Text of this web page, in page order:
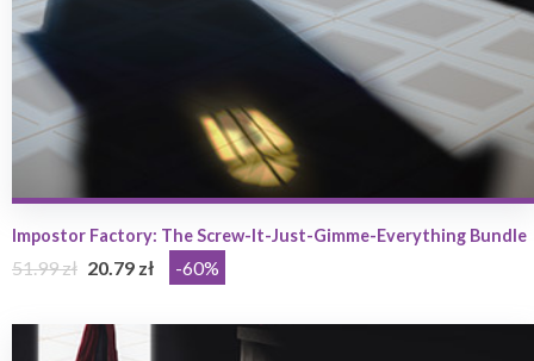
Impostor Factory: The Screw-It-Just-Gimme-Everything Bundle
51.99 zł 20.79 zł -60%